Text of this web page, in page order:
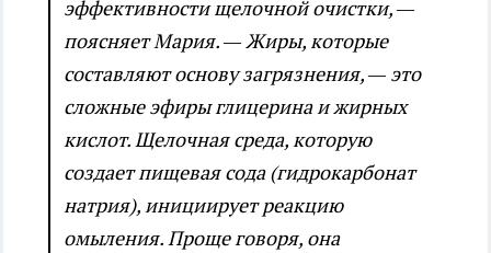
эффективности щелочной очистки, —
поясняет Мария. — Жиры, которые
составляют основу загрязнения, — это
сложные эфиры глицерина и жирных
кислот. Щелочная среда, которую
создает пищевая сода (гидрокарбонат
натрия), инициирует реакцию
омыления. Проще говоря, она